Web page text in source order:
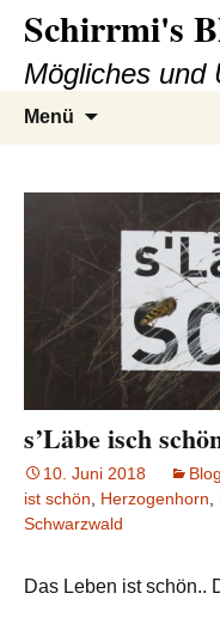
Inhalt
springen
Schirrmi's
Mögliches und
Menü
s’Läbe isch
10. Juni 2018 Blog
ist schön, Herzogenhorn,
Schwarzwald
Das Leben ist schön..